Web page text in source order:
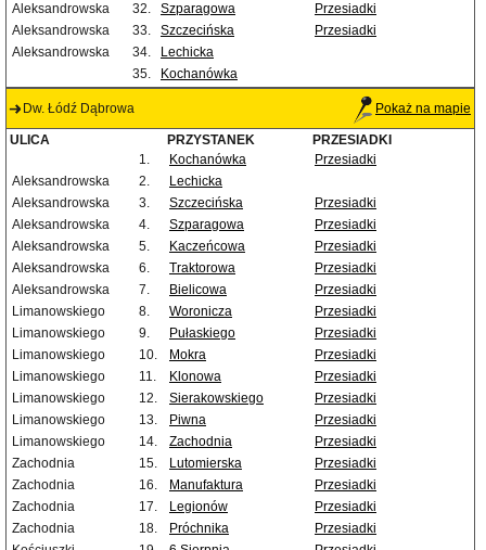
Aleksandrowska
32. Szparagowa
Przesiadki
Aleksandrowska
33. Szczecińska
Przesiadki
Aleksandrowska
34.
Lechicka
35.
Kochanówka
Dw. Łódź Dąbrowa Pokaż na mapie
ULICA PRZYSTANEK
PRZESIADKI
1.
Kochanówka
Przesiadki
Aleksandrowska
2.
Lechicka
Aleksandrowska
3. Szczecińska
Przesiadki
Aleksandrowska
4. Szparagowa
Przesiadki
Aleksandrowska
5. Kaczeńcowa
Przesiadki
Aleksandrowska
6. Traktorowa
Przesiadki
Aleksandrowska
7. Bielicowa
Przesiadki
Limanowskiego
8. Woronicza
Przesiadki
Limanowskiego
9. Pułaskiego
Przesiadki
Limanowskiego
10. Mokra
Przesiadki
Limanowskiego
11. Klonowa
Przesiadki
Limanowskiego
12. Sierakowskiego
Przesiadki
Limanowskiego
13. Piwna
Przesiadki
Limanowskiego
14. Zachodnia
Przesiadki
Zachodnia
15. Lutomierska
Przesiadki
Zachodnia
16. Manufaktura
Przesiadki
Zachodnia
17. Legionów
Przesiadki
Zachodnia
18. Próchnika
Przesiadki